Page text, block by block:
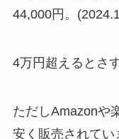
44,000円。
4万円超えるとさ
ただしAmazonや
安く販売されて